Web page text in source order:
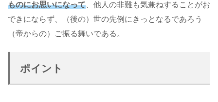
ものにお思いになって 、他人の非難も気兼ねすることがお
できにならず、（後の）世の先例にきっとなるであろう
（帝からの）ご振る舞いである。
ポイント